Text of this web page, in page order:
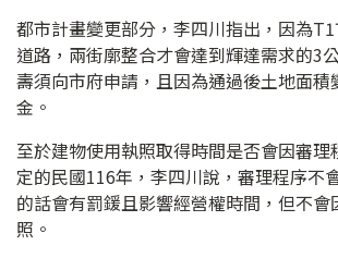
都市計畫變更部分，李四川指出，因為
道路，兩街廓整合才會達到輝達需求的3
壽須向市府申請，且因為通過後土地面積
金。
至於建物使用執照取得時間是否會因審理
定的民國116年，李四川說，審理程序不
的話會有罰鍰且影響經營權時間，但不會
照。